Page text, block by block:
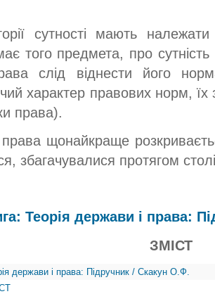
сутності мають
того предмета, про
слід віднести його
характер правових норм, їх
права).
права щонайкраще
збагачувалися протягом
Теорія держави і права:
ЗМІСТ
держави і права: Підручник / Скакун О.Ф.